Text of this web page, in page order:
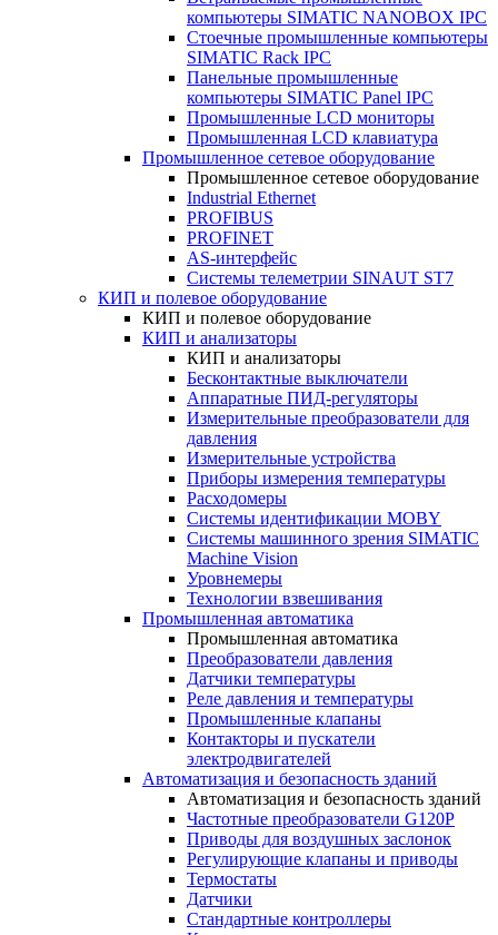
компьютеры SIMATIC NANOBOX IPC
Стоечные промышленные компьютеры
SIMATIC Rack IPC
Панельные промышленные
компьютеры SIMATIC Panel IPC
Промышленные LCD мониторы
Промышленная LCD клавиатура
Промышленное сетевое оборудование
Промышленное сетевое оборудование
Industrial Ethernet
PROFIBUS
PROFINET
AS-интерфейс
Системы телеметрии SINAUT ST7
КИП и полевое оборудование
КИП и полевое оборудование
КИП и анализаторы
КИП и анализаторы
Бесконтактные выключатели
Аппаратные ПИД-регуляторы
Измерительные преобразователи для
давления
Измерительные устройства
Приборы измерения температуры
Расходомеры
Системы идентификации MOBY
Системы машинного зрения SIMATIC
Machine Vision
Уровнемеры
Технологии взвешивания
Промышленная автоматика
Промышленная автоматика
Преобразователи давления
Датчики температуры
Реле давления и температуры
Промышленные клапаны
Контакторы и пускатели
электродвигателей
Автоматизация и безопасность зданий
Автоматизация и безопасность зданий
Частотные преобразователи G120P
Приводы для воздушных заслонок
Регулирующие клапаны и приводы
Термостаты
Датчики
Стандартные контроллеры